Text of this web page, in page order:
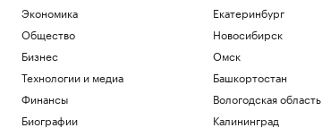
Экономика
Общество
Бизнес
Технологии и медиа
Финансы
Биографии
Екатеринбург
Новосибирск
Омск
Башкортостан
Вологодская область
Калининград